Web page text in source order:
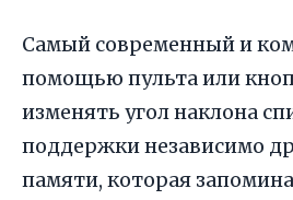
Самый современный и
помощью пульта или
изменять угол наклона
поддержки независимо
памяти, которая